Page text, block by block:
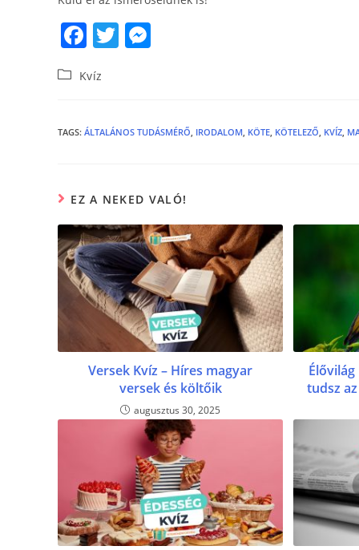
F
c
b
o
k
T
n
er
Kvíz
TAGS: ÁLTALÁNOS TUDÁSMÉRŐ, IRODALOM, KÖTE, KÖTELEZŐ, KVÍZ,
EZ A NEKED VALÓ!
Versek Kvíz – Híres magyar
versek és költőik
augusztus 30, 2025
tudsz